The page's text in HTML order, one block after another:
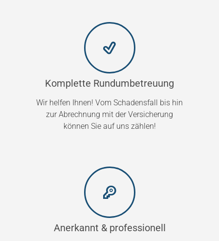
Komplette Rundumbetreuung
Wir helfen Ihnen! Vom Schadensfall bis hin
zur Abrechnung mit der Versicherung
können Sie auf uns zählen!
Anerkannt & professionell